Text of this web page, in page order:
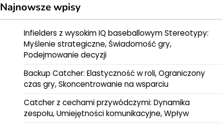
Najnowsze wpisy
Infielders z wysokim IQ baseballowym Stereotypy:
Myślenie strategiczne, Świadomość gry,
Podejmowanie decyzji
Backup Catcher: Elastyczność w roli, Ograniczony
czas gry, Skoncentrowanie na wsparciu
Catcher z cechami przywódczymi: Dynamika
zespołu, Umiejętności komunikacyjne, Wpływ